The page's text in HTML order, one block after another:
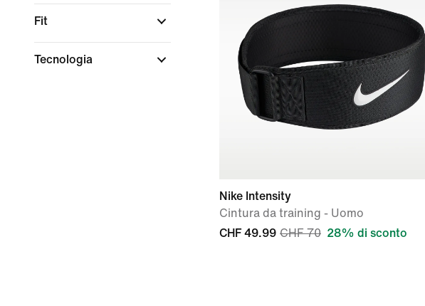
Fit
Tecnologia
Nike Intensity
Cintura da training - Uomo
CHF 49.99 CHF 70 28% di sconto